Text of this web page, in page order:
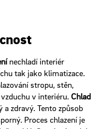
nechladí interiér
tak jako klimatizace.
stropu, stěn,
v interiéru. Chlad
zdravý. Tento způsob
Proces chlazení je